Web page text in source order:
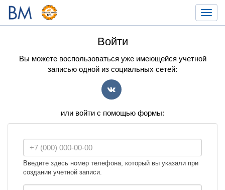
Войти
Вы можете воспользоваться уже имеющейся учетной
записью одной из социальных сетей:
или войти с помощью формы:
Введите здесь номер телефона, который вы указали при
создании учетной записи.